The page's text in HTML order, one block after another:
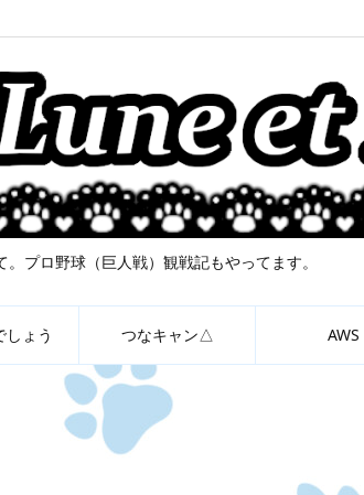
プロ野球（巨人戦）観戦記もやってます。
しょう つなキャン△ AWS